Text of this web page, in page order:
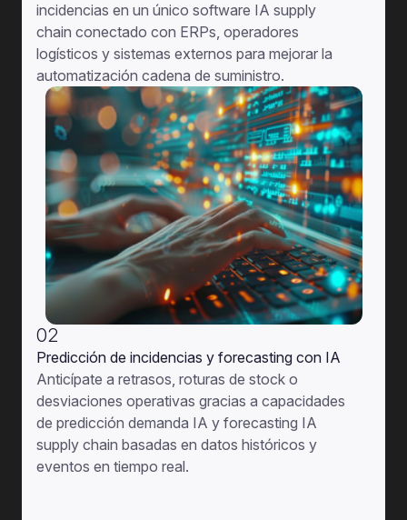
incidencias en un único software IA supply
chain conectado con ERPs, operadores
logísticos y sistemas externos para mejorar la
automatización cadena de suministro.
02
Predicción de incidencias y forecasting con IA
Anticípate a retrasos, roturas de stock o
desviaciones operativas gracias a capacidades
de predicción demanda IA y forecasting IA
supply chain basadas en datos históricos y
eventos en tiempo real.